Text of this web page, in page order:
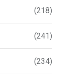
(218)
(241)
(234)